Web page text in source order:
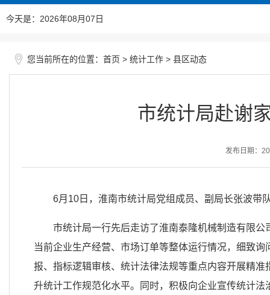
今天是：2026年08月07日
您当前所在的位置： 首页 > 统计工作 > 县区动态
市统计局赴谢
发布日期：
6月10日，淮南市统计局党组成员、副局长张波带
市统计局一行先后走访了淮南泰隆机械制造有限
当前企业生产经营、市场订单等整体运行情况，细致
报、指标逻辑审核、统计法律法规等重点内容开展精
升统计工作规范化水平。同时，积极向企业宣传统计